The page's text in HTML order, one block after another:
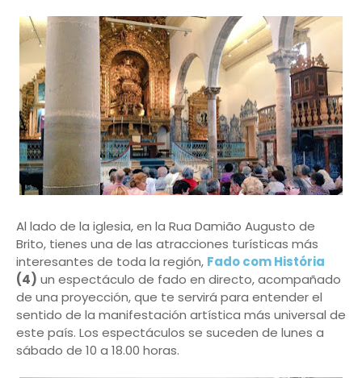
Al lado de la iglesia, en la Rua Damião Augusto de
Brito, tienes una de las atracciones turísticas más
interesantes de toda la región, Fado com História
(4) un espectáculo de fado en directo, acompañado
de una proyección, que te servirá para entender el
sentido de la manifestación artística más universal de
este país. Los espectáculos se suceden de lunes a
sábado de 10 a 18.00 horas.